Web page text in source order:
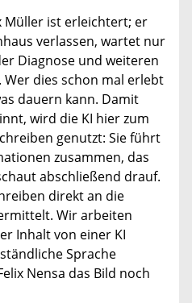
Müller ist erleichtert; er
verlassen, wartet nur
Diagnose und weiteren
dies schon mal erlebt
dauern kann. Damit
wird die KI hier zum
genutzt: Sie führt
zusammen, das
abschließend drauf.
direkt an die
Wir arbeiten
Inhalt von einer KI
Sprache
Nensa das Bild noch